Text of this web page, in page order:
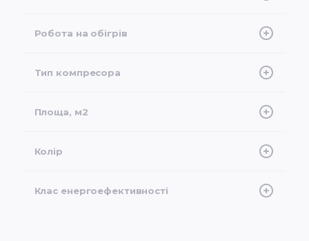
Робота на обігрів
Тип компресора
Площа, м2
Колір
Клас енергоефективності